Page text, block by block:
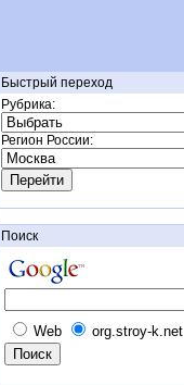
Быстрый переход
Рубрика:
Регион России:
Поиск
Web org.stroy-k.net